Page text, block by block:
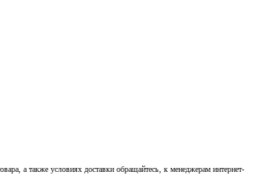
а также условиях доставки обращайтесь, к менеджерам интернет-